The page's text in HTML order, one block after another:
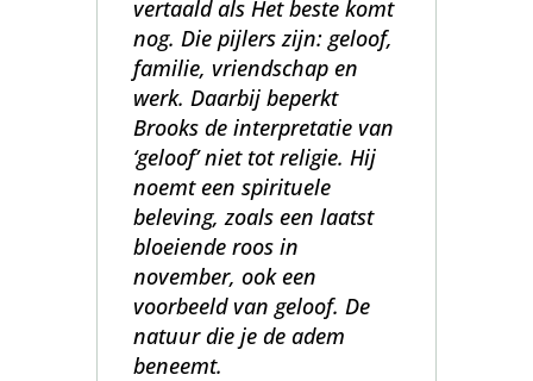
vertaald als Het beste komt
nog. Die pijlers zijn: geloof,
familie, vriendschap en
werk. Daarbij beperkt
Brooks de interpretatie van
‘geloof’ niet tot religie. Hij
noemt een spirituele
beleving, zoals een laatst
bloeiende roos in
november, ook een
voorbeeld van geloof. De
natuur die je de adem
beneemt.